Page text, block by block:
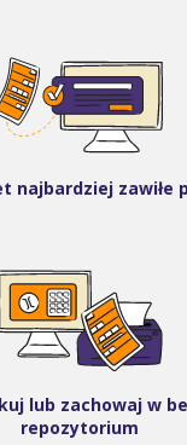
najbardziej zawiłe
lub zachowaj w
repozytorium